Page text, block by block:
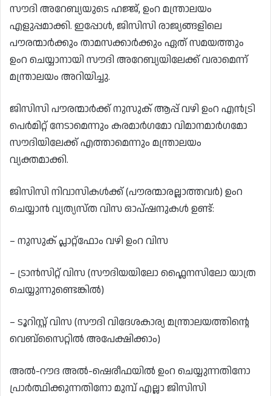
സൗദി അറേബ്യയുടെ ഹജ്ജ്, ഉംറ മന്ത്രാലയം
എളുപ്പമാക്കി. ഇപ്പോൾ, ജിസിസി രാജ്യങ്ങളിലെ
പൗരന്മാർക്കും താമസക്കാർക്കും ഏത് സമയത്തും
ഉംറ ചെയ്യാനായി സൗദി അറേബ്യയിലേക്ക് വരാമെന്ന്
മന്ത്രാലയം അറിയിച്ചു.
ജിസിസി പൗരന്മാർക്ക് നുസുക് ആപ്പ് വഴി ഉംറ എൻട്രി
പെർമിറ്റ് നേടാമെന്നും കരമാർഗമോ വിമാനമാർഗമോ
സൗദിയിലേക്ക് എത്താമെന്നും മന്ത്രാലയം
വ്യക്തമാക്കി.
ജിസിസി നിവാസികൾക്ക് (പൗരന്മാരല്ലാത്തവർ) ഉംറ
ചെയ്യാൻ വ്യത്യസ്ത വിസ ഓപ്ഷനുകൾ ഉണ്ട്:
– നുസുക് പ്ലാറ്റ്‌ഫോം വഴി ഉംറ വിസ
– ട്രാൻസിറ്റ് വിസ (സൗദിയയിലോ ഫ്ലൈനസിലോ യാത്ര
ചെയ്യുന്നുണ്ടെങ്കിൽ)
– ടൂറിസ്റ്റ് വിസ (സൗദി വിദേശകാര്യ മന്ത്രാലയത്തിന്റെ
വെബ്‌സൈറ്റിൽ അപേക്ഷിക്കാം)
അൽ-റൗദ അൽ-ഷെരീഫയിൽ ഉംറ ചെയ്യുന്നതിനോ
പ്രാർത്ഥിക്കുന്നതിനോ മുമ്പ് എല്ലാ ജിസിസി